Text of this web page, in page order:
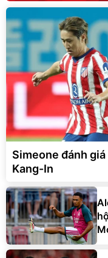
Simeone đánh
Kang-In